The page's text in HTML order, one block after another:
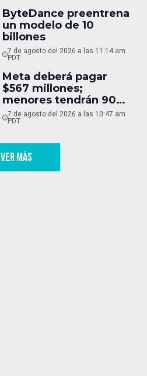
ByteDance preentrena
un modelo de 10
billones
7 de agosto del 2026 a las 11:14 am
PDT
Meta deberá pagar
$567 millones;
menores tendrán 90
horas
7 de agosto del 2026 a las 10:47 am
PDT
VER MÁS